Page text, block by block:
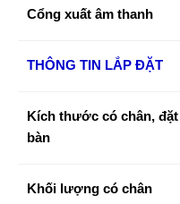
Cổng xuất âm thanh
THÔNG TIN LẮP ĐẶT
Kích thước có chân, đặt
bàn
Khối lượng có chân